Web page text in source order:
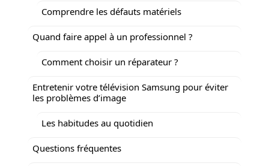
Comprendre les défauts matériels
Quand faire appel à un professionnel ?
Comment choisir un réparateur ?
Entretenir votre télévision Samsung pour éviter
les problèmes d’image
Les habitudes au quotidien
Questions fréquentes